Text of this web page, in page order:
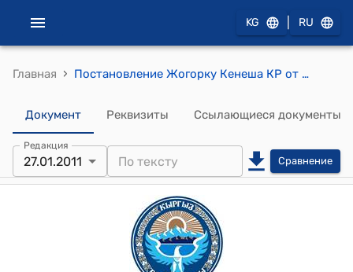
KG RU
Главная › Постановление Жогорку Кенеша КР от 27 января 2011 года № 122-V "О принятии в первом чтении проекта Закона Кыргызской Республики "О признании утратившим силу Закона Кыргызской Республики "О маркировке товаров контрольными (латентными) марками""
Документ Реквизиты Ссылающиеся документы
Редакция
27.01.2011 Сравнение